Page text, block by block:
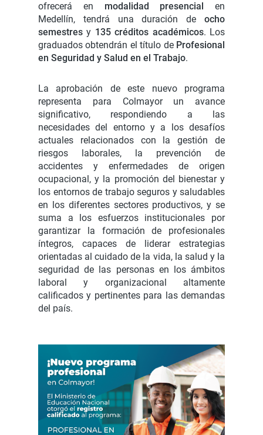
ofrecerá en modalidad presencial en
Medellín, tendrá una duración de ocho
semestres y 135 créditos académicos. Los
graduados obtendrán el título de Profesional
en Seguridad y Salud en el Trabajo.
La aprobación de este nuevo programa
representa para Colmayor un avance
significativo, respondiendo a las
necesidades del entorno y a los desafíos
actuales relacionados con la gestión de
riesgos laborales, la prevención de
accidentes y enfermedades de origen
ocupacional, y la promoción del bienestar y
los entornos de trabajo seguros y saludables
en los diferentes sectores productivos, y se
suma a los esfuerzos institucionales por
garantizar la formación de profesionales
íntegros, capaces de liderar estrategias
orientadas al cuidado de la vida, la salud y la
seguridad de las personas en los ámbitos
laboral y organizacional altamente
calificados y pertinentes para las demandas
del país.